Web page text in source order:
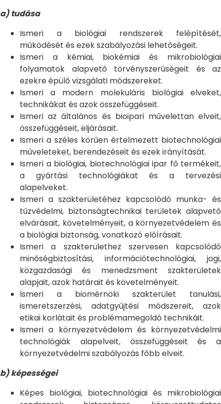
a) tudása
Ismeri a biológiai rendszerek felépítését,
működését és ezek szabályozási lehetőségeit.
Ismeri a kémiai, biokémiai és mikrobiológiai
folyamatok alapvető törvényszerűségeit és az
ezekre épülő vizsgálati módszereket.
Ismeri a modern molekuláris biológiai elveket,
technikákat és azok összefüggéseit.
Ismeri az általános és bioipari művelettan elveit,
összefüggéseit, eljárásait.
Ismeri a széles körűen értelmezett biotechnológiai
műveleteket, berendezéseit és ezek irányítását.
Ismeri a biológiai, biotechnológiai ipar fő termékeit,
a gyártási technológiákat és a tervezési
alapelveket.
Ismeri a szakterületéhez kapcsolódó munka- és
tűzvédelmi, biztonságtechnikai területek alapvető
elvárásait, követelményeit, a környezetvédelem és
a biológiai biztonság, vonatkozó előírásait.
Ismeri a szakterülethez szervesen kapcsolódó
minőségbiztosítási, információtechnológiai, jogi,
közgazdasági és menedzsment szakterületek
alapjait, azok határait és követelményeit.
Ismeri a biomérnöki szakterület tanulási,
ismeretszerzési, adatgyűjtési módszereit, azok
etikai korlátait és problémamegoldó technikáit.
Ismeri a környezetvédelem és környezetvédelmi
technológiák alapelveit, összefüggéseit és a
környezetvédelmi szabályozás főbb elveit.
b) képességei
Képes biológiai, biotechnológiai és mikrobiológiai